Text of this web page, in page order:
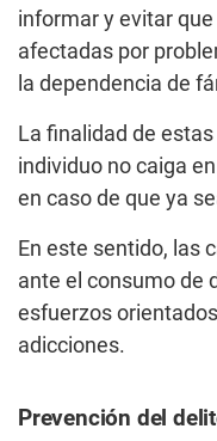
informar y evitar
afectadas por
la dependencia de
La finalidad de
individuo no caiga
en caso de que ya
En este sentido, las
ante el consumo de
esfuerzos
adicciones.
Prevención del